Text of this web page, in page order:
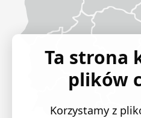
Ta strona
plików
Korzystamy z